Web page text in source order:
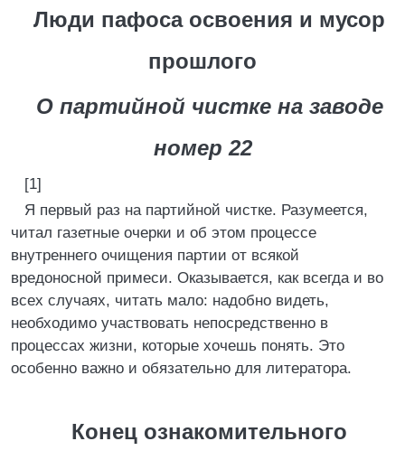
Люди пафоса освоения и мусор
прошлого
О партийной чистке на заводе
номер 22
[1]
Я первый раз на партийной чистке. Разумеется,
читал газетные очерки и об этом процессе
внутреннего очищения партии от всякой
вредоносной примеси. Оказывается, как всегда и во
всех случаях, читать мало: надобно видеть,
необходимо участвовать непосредственно в
процессах жизни, которые хочешь понять. Это
особенно важно и обязательно для литератора.
Конец ознакомительного